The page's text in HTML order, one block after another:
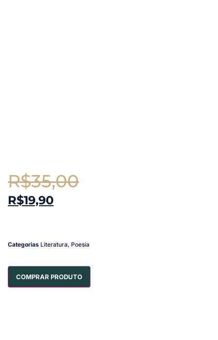
R$35,00
R$19,90
Categorias Literatura, Poesia
COMPRAR PRODUTO